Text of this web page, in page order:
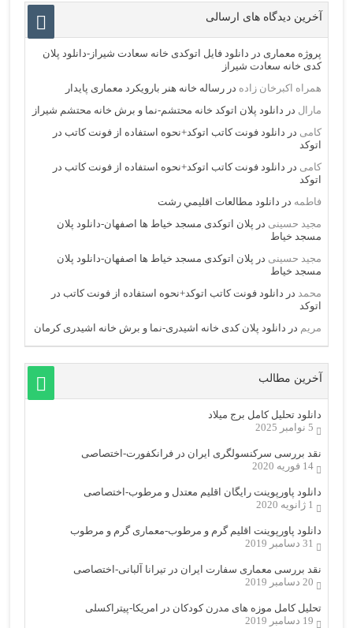
آخرین دیدگاه های ارسالی
پروژه معماری در دانلود فایل اتوکدی خانه سعادت شیراز-دانلود پلان
کدی خانه سعادت شیراز
همراه اکبرخان زاده دررساله خانه هنر بارویکرد معماری پایدار
مارال در دانلود پلان اتوکد خانه محتشم-نما و برش خانه محتشم شیراز
کامی در دانلود فونت کاتب اتوکد+نحوه استفاده از فونت کاتب در
اتوکد
کامی در دانلود فونت کاتب اتوکد+نحوه استفاده از فونت کاتب در
اتوکد
فاطمه در دانلود مطالعات اقليمي رشت
مجید حسینی در پلان اتوکدی مسجد خیاط ها اصفهان-دانلود پلان
مسجد خیاط
مجید حسینی در پلان اتوکدی مسجد خیاط ها اصفهان-دانلود پلان
مسجد خیاط
محمد در دانلود فونت کاتب اتوکد+نحوه استفاده از فونت کاتب در
اتوکد
مریم در دانلود پلان کدی خانه اشیدری-نما و برش خانه اشیدری کرمان
آخرین مطالب
دانلود تحلیل کامل برج میلاد
5 نوامبر 2025
نقد بررسی سرکنسولگری ایران در فرانکفورت-اختصاصی
14 فوریه 2020
دانلود پاورپوینت رایگان اقلیم معتدل و مرطوب-اختصاصی
1 ژانویه 2020
دانلود پاورپوینت اقلیم گرم و مرطوب-معماری گرم و مرطوب
31 دسامبر 2019
نقد بررسی معماری سفارت ایران در تیرانا آلبانی-اختصاصی
20 دسامبر 2019
تحلیل کامل موزه های مدرن کودکان در امریکا-پیتراکسلی
19 دسامبر 2019